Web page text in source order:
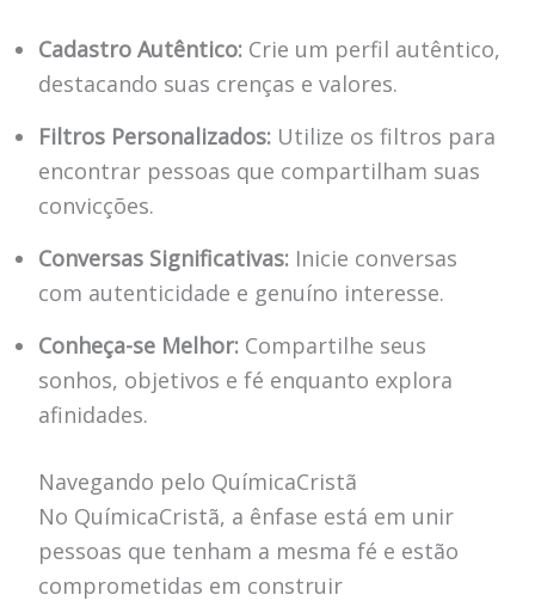
Cadastro Autêntico:Crie um perfil autêntico,
destacando suas crenças e valores.
Filtros Personalizados:Utilize os filtros para
encontrar pessoas que compartilham suas
convicções.
Conversas Significativas:Inicie conversas
com autenticidade e genuíno interesse.
Conheça-se Melhor: Compartilhe seus
sonhos, objetivos e fé enquanto explora
afinidades.
Navegando pelo QuímicaCristã
No QuímicaCristã, a ênfase está em unir
pessoas que tenham a mesma fé e estão
comprometidas em construir